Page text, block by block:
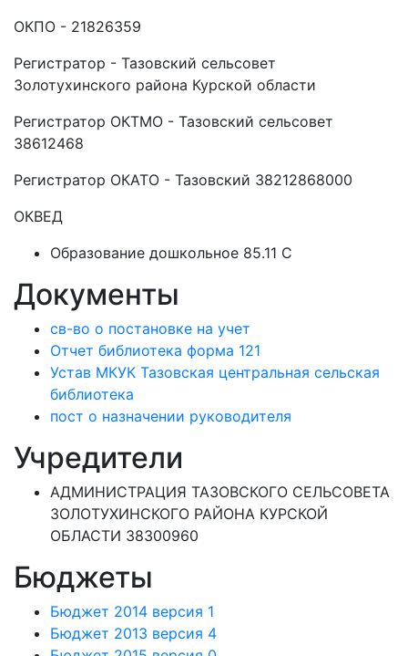
ОКПО - 21826359
Регистратор - Тазовский сельсовет
Золотухинского района Курской области
Регистратор ОКТМО - Тазовский сельсовет
38612468
Регистратор ОКАТО - Тазовский 38212868000
ОКВЕД
Образование дошкольное 85.11 C
Документы
св-во о постановке на учет
Отчет библиотека форма 121
Устав МКУК Тазовская центральная сельская
библиотека
пост о назначении руководителя
Учредители
АДМИНИСТРАЦИЯ ТАЗОВСКОГО СЕЛЬСОВЕТА
ЗОЛОТУХИНСКОГО РАЙОНА КУРСКОЙ
ОБЛАСТИ 38300960
Бюджеты
Бюджет 2014 версия 1
Бюджет 2013 версия 4